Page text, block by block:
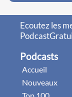
Ecoutez les
Podcasts
Accueil
Nouveaux